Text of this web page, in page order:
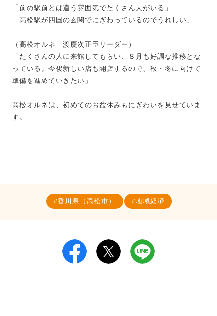
「前の駅前とは違う雰囲気でたくさん人がいる」
「高松駅が四国の玄関でにぎわっているのでうれしい」
（高松オルネ 渡慶次正臣リーダー）
「たくさんの人に来館してもらい、８月も好調な推移とな
っている。今後新しい店も開店するので、秋・冬に向けて
準備を進めていきたい」
高松オルネは、初めてのお盆休みもにぎわいを見せていま
す。
香川県（高松市） 地域経済